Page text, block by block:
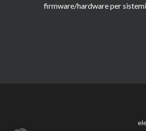
firmware/hardware per